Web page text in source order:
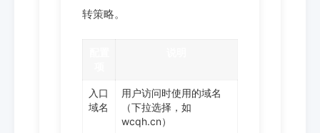
转策略。
入口
域名
用户访问时使用的域名
（下拉选择，如
wcqh.cn）